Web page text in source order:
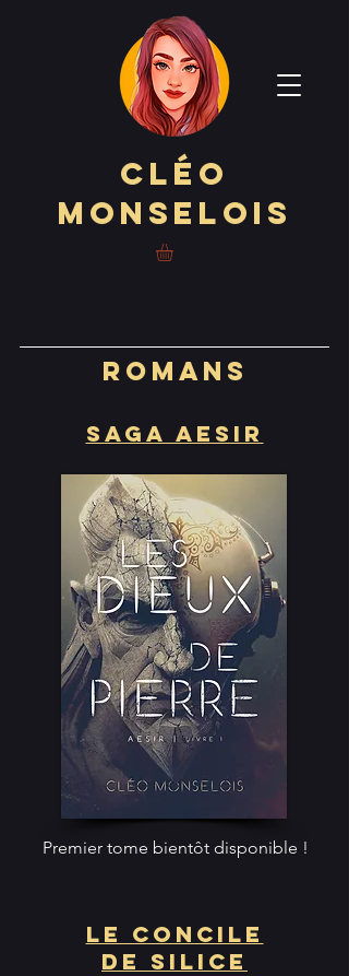
Cléo
Monselois
ROMANS
SAGA AESIR
Premier tome bientôt disponible !
Le Concile
de Silice